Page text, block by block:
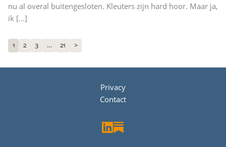
nu al overal buitengesloten. Kleuters zijn hard hoor. Maar ja,
ik […]
1 2 3 … 21 >
Privacy
Contact